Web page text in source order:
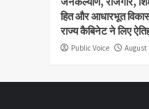
हित और आधारभूत
राज्य कैबिनेट ने लिए
Public Voice August